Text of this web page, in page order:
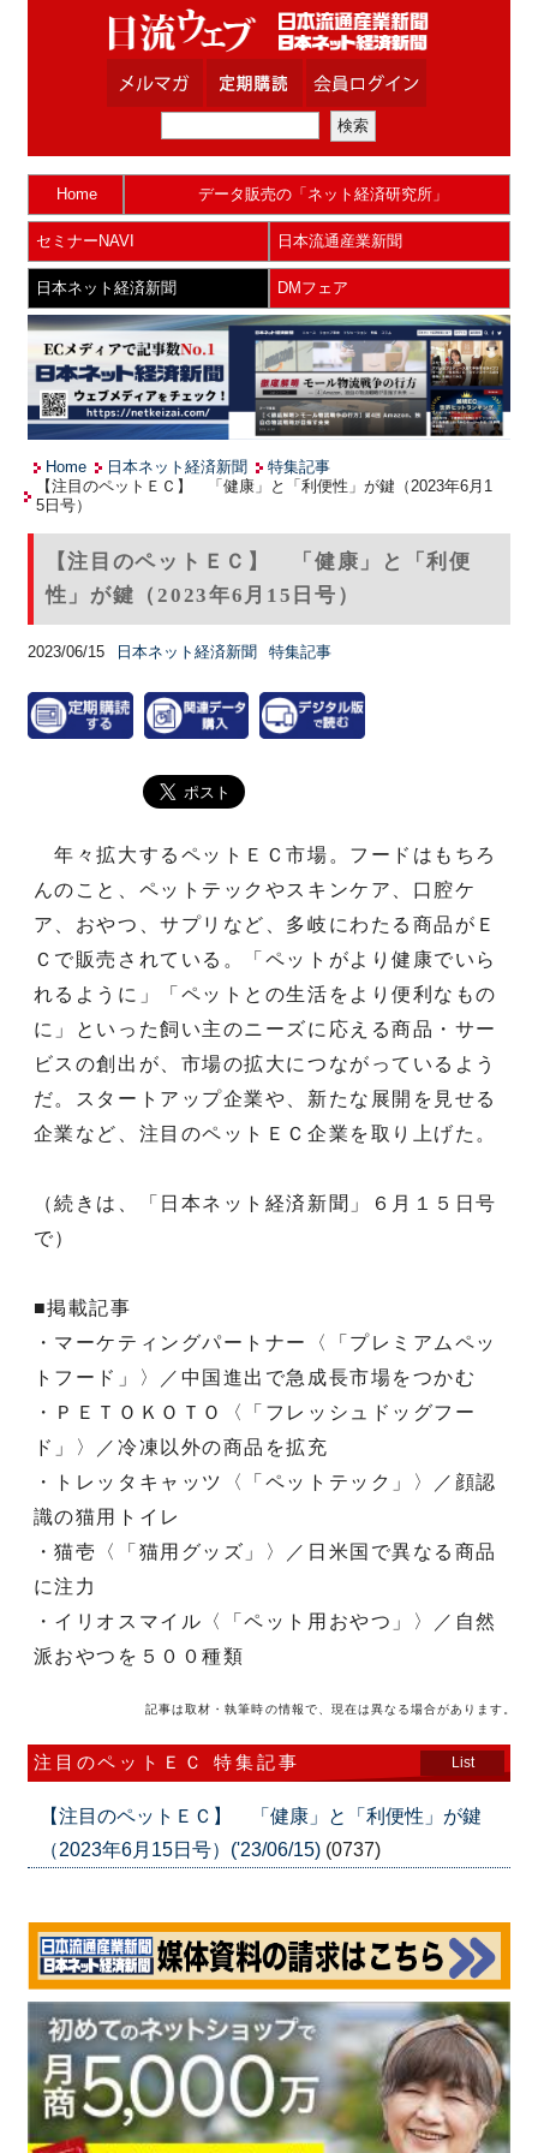
Home データ販売の「ネット経済研究所」
セミナーNAVI 日本流通産業新聞
日本ネット経済新聞 DMフェア
Home 日本ネット経済新聞
特集記事
【注目のペットＥＣ】 「健康」と「利便性」が鍵（2023年6月1
5日号）
【注目のペットＥＣ】 「健康」と「利便
性」が鍵（2023年6月15日号）
2023/06/15 日本ネット経済新聞 特集記事
年々拡大するペットＥＣ市場。フードはもちろ
んのこと、ペットテックやスキンケア、口腔ケ
ア、おやつ、サプリなど、多岐にわたる商品がＥ
Ｃで販売されている。「ペットがより健康でいら
れるように」「ペットとの生活をより便利なもの
に」といった飼い主のニーズに応える商品・サー
ビスの創出が、市場の拡大につながっているよう
だ。スタートアップ企業や、新たな展開を見せる
企業など、注目のペットＥＣ企業を取り上げた。
（続きは、「日本ネット経済新聞」６月１５日号
で）
■掲載記事
・マーケティングパートナー〈「プレミアムペッ
トフード」〉／中国進出で急成長市場をつかむ
・ＰＥＴＯＫＯＴＯ〈「フレッシュドッグフー
ド」〉／冷凍以外の商品を拡充
・トレッタキャッツ〈「ペットテック」〉／顔認
識の猫用トイレ
・猫壱〈「猫用グッズ」〉／日米国で異なる商品
に注力
・イリオスマイル〈「ペット用おやつ」〉／自然
派おやつを５００種類
記事は取材・執筆時の情報で、現在は異なる場合があります。
注目のペットＥＣ 特集記事 List
【注目のペットＥＣ】 「健康」と「利便性」が鍵
（2023年6月15日号）('23/06/15) (0737)